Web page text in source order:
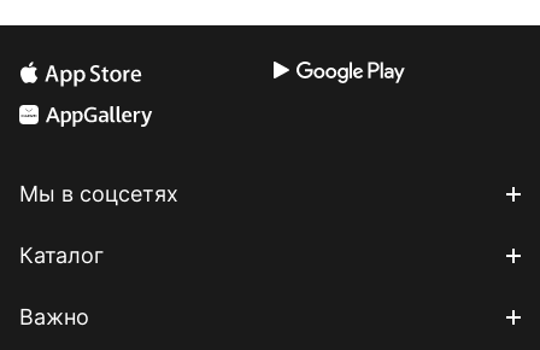
Мы в соцсетях
Каталог
Важно